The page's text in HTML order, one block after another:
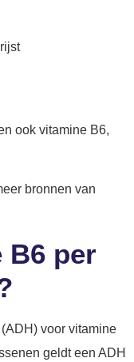
ook vitamine B6,
bronnen van
B6 per
voor vitamine
geldt een ADH